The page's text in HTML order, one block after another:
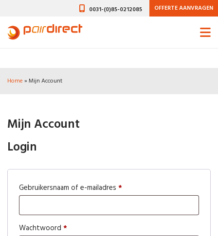
0031-(0)85-0212085 OFFERTE AANVRAGEN
Home » Mijn Account
Mijn Account
Login
Gebruikersnaam of e-mailadres *Vereist
Wachtwoord *Vereist